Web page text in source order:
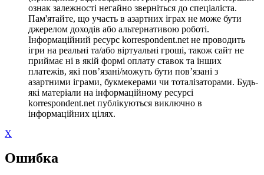
ознак залежності негайно зверніться до спеціаліста.
Пам'ятайте, що участь в азартних іграх не може бути
джерелом доходів або альтернативою роботі.
Інформаційний ресурс korrespondent.net не проводить
ігри на реальні та/або віртуальні гроші, також сайт не
приймає ні в якій формі оплату ставок та інших
платежів, які пов’язані/можуть бути пов’язані з
азартними іграми, букмекерами чи тоталізаторами. Будь-
які матеріали на інформаційному ресурсі
korrespondent.net публікуються виключно в
інформаційних цілях.
X
Ошибка